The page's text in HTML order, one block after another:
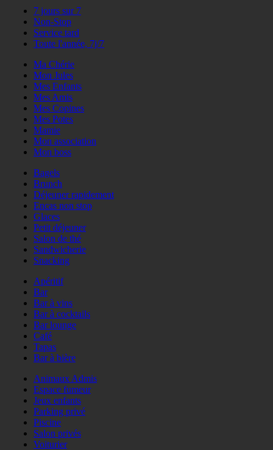
7 jours sur 7
Non-Stop
Service tard
Toute l'année, 7j/7
Ma Chérie
Mon Jules
Mes Enfants
Mes Amis
Mes Copines
Mes Potes
Mamie
Mon association
Mon boss
Bagels
Brunch
Déjeuner rapidement
Encas non stop
Glaces
Petit déjeuner
Salon de thé
Sandwicherie
Snacking
Apéritif
Bar
Bar à vins
Bar à cocktails
Bar lounge
Café
Tapas
Bar à bière
Animaux Admis
Espace fumeur
Jeux enfants
Parking privé
Piscine
Salon privés
Voiturier